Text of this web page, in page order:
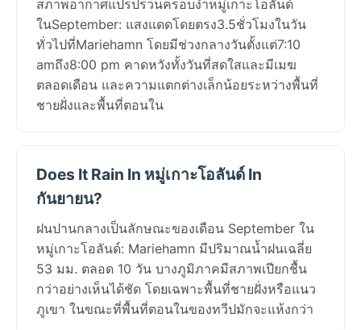
สภาพอากาศแปรปรวนครอบงำหมู่เกาะโอลันด์
ในSeptember: แสงแดดโดยตรง3.5ชั่วโมงในวัน
ทั่วไปที่Mariehamn โดยมีช่วงกลางวันตั้งแต่7:10
amถึง8:00 pm คาดหวังทั้งวันที่สดใสและมีเมฆ
ตลอดเดือน และความแตกต่างเล็กน้อยระหว่างพื้นที่
ชายฝั่งและพื้นที่ตอนใน
Does It Rain In หมู่เกาะโอลันด์ In
กันยายน?
ฝนปานกลางเป็นลักษณะของเดือน September ใน
หมู่เกาะโอลันด์: Mariehamn มีปริมาณน้ำฝนเฉลี่ย
53 มม. ตลอด 10 วัน บางภูมิภาคมีสภาพเปียกชื้น
กว่าอย่างเห็นได้ชัด โดยเฉพาะพื้นที่ชายฝั่งหรือแนว
ภูเขา ในขณะที่พื้นที่ตอนในของทวีปมักจะแห้งกว่า